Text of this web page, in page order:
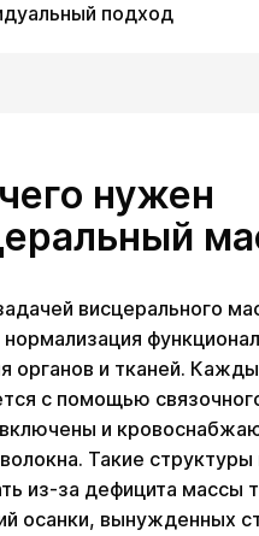
подход
нужен
висцерального
нормализация
органов и тканей.
с помощью
и
Такие структуры
из-за дефицита массы
осанки, вынужденных